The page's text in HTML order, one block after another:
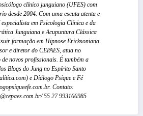
clínico junguiano (UFES) com
desde 2004. Com uma escuta atenta e
em Psicologia Clínica e da
Junguiana e Acupuntura Clássica
formação em Hipnose Ericksoniana.
e diretor do CEPAES, atua no
de novos profissionais. É também a
Blogs do Jung no Espírito Santo
e Diálogo Psique e Fé
Contato:
55 27 993166985